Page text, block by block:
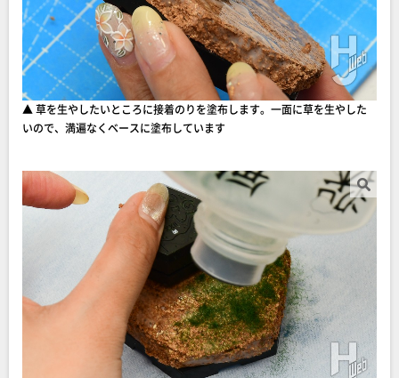
▲ 草を生やしたいところに接着のりを塗布します。一面に草を生やした
いので、満遍なくベースに塗布しています